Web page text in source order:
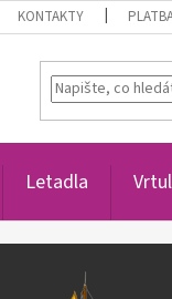
KONTAKTY
Letadla